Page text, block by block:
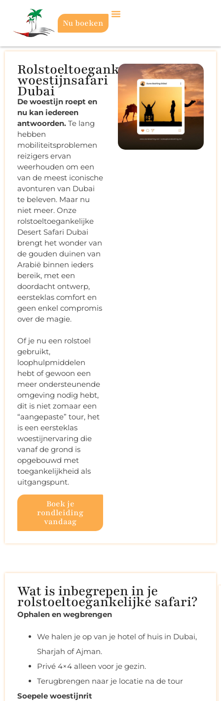
Nu boeken
Rolstoeltoegankelijke
woestijnsafari
Dubai
De woestijn roept en
nu kan iedereen
antwoorden. Te lang
hebben
mobiliteitsproblemen
reizigers ervan
weerhouden om een
van de meest iconische
avonturen van Dubai
te beleven. Maar nu
niet meer. Onze
rolstoeltoegankelijke
Desert Safari Dubai
brengt het wonder van
de gouden duinen van
Arabië binnen ieders
bereik, met een
doordacht ontwerp,
eersteklas comfort en
geen enkel compromis
over de magie.
Of je nu een rolstoel
gebruikt,
loophulpmiddelen
hebt of gewoon een
meer ondersteunende
omgeving nodig hebt,
dit is niet zomaar een
“aangepaste” tour, het
is een eersteklas
woestijnervaring die
vanaf de grond is
opgebouwd met
toegankelijkheid als
uitgangspunt.
Boek je
rondleiding
vandaag
Wat is inbegrepen in je
rolstoeltoegankelijke safari?
Ophalen en wegbrengen
We halen je op van je hotel of huis in Dubai,
Sharjah of Ajman.
Privé 4×4 alleen voor je gezin.
Terugbrengen naar je locatie na de tour
Soepele woestijnrit